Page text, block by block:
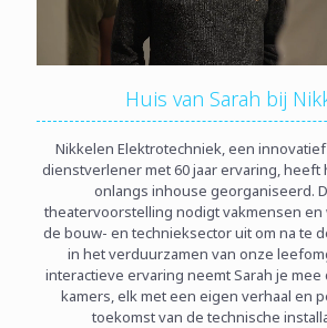
Huis van Sarah bij
Nikkelen Elektrotechniek, een
dienstverlener met 60 jaar ervaring, heeft
onlangs inhouse georganiseerd.
theatervoorstelling nodigt vakmensen
de bouw- en technieksector uit om na te
in het verduurzamen van onze
interactieve ervaring neemt Sarah je
kamers, elk met een eigen verhaal en
toekomst van de technische